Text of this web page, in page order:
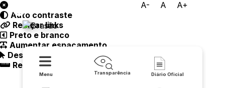
A- A A+
Menu Transparência Diário Oficial
Auto contraste
Realçar links
Preto e branco
Aumentar espaçamento
Destacando cursor
Regua guia